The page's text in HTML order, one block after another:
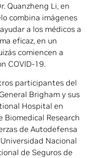
Quanzheng Li, en
combina imágenes
a los médicos a
eficaz, en un
comiencen a
COVID-19.
participantes del
Brigham y sus
Hospital en
Biomedical Research
de Autodefensa
Nacional
de Seguros de